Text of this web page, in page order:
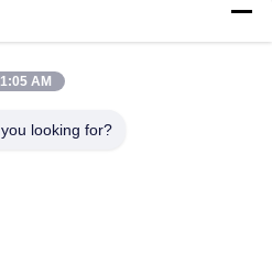
low temperature
10 13C
Thermostat AC 125V 250V
1:05 AM
looking for?